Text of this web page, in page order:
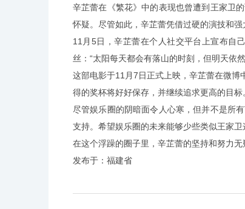
辛芷蕾在《繁花》中的表现也曾遭到王家卫
怀疑。尽管如此，辛芷蕾凭借过硬的演技和
11月5日，辛芷蕾在个人社交平台上宣布自
丝：“太阳每天都会有落山的时刻，但明天依
这部电影于11月7日正式上映，辛芷蕾在微
得的奖杯将好好保存，并继续追求更高的目标
尽管娱乐圈的阴暗面令人心寒，但并不是所
支持。希望娱乐圈的未来能够少些类似王家
在这个浮躁的圈子里，辛芷蕾的坚持和努力
发布于：福建省